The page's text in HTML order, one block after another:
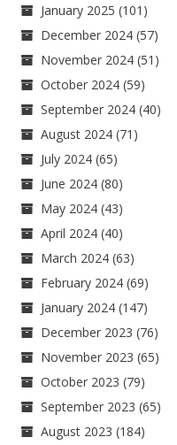
January 2025 (101)
December 2024 (57)
November 2024 (51)
October 2024 (59)
September 2024 (40)
August 2024 (71)
July 2024 (65)
June 2024 (80)
May 2024 (43)
April 2024 (40)
March 2024 (63)
February 2024 (69)
January 2024 (147)
December 2023 (76)
November 2023 (65)
October 2023 (79)
September 2023 (65)
August 2023 (184)